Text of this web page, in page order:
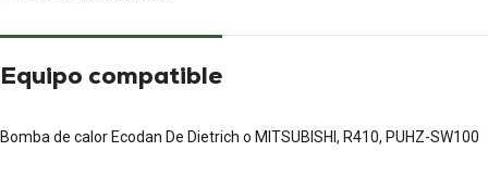
Equipo compatible
Bomba de calor Ecodan De Dietrich o MITSUBISHI, R410, PUHZ-SW100